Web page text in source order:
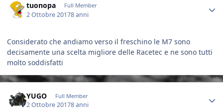
tuonopa Full Member
2 Ottobre 20178 anni
Considerato che andiamo verso il freschino le M7 sono
decisamente una scelta migliore delle Racetec e ne sono tutti
molto soddisfatti
YUGO Full Member
2 Ottobre 20178 anni